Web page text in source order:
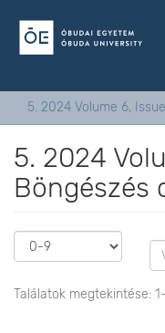
5. 2024 Volume 6,
5. 2024
Böngészés
Találatok megtekintése: